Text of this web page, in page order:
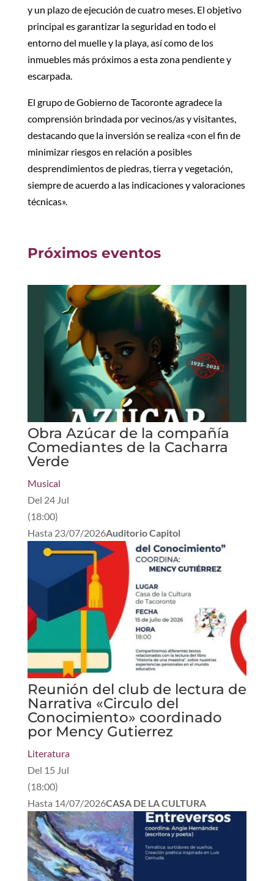
y un plazo de ejecución de cuatro meses. El objetivo
principal es garantizar la seguridad en todo el
entorno del muelle y la playa, así como de los
inmuebles más próximos a esta zona pendiente y
escarpada.
El grupo de Gobierno de Tacoronte agradece la
comprensión brindada por vecinos/as y visitantes,
destacando que la inversión se realiza «con el fin de
minimizar riesgos en relación a posibles
desprendimientos de piedras, tierra y vegetación,
siempre de acuerdo a las indicaciones y valoraciones
técnicas».
Próximos eventos
Obra Azúcar de la compañía
Comediantes de la Cacharra
Verde
Musical
Del 24 Jul
(18:00)
Hasta 23/07/2026Auditorio Capitol
Reunión del club de lectura de
Narrativa «Circulo del
Conocimiento» coordinado
por Mency Gutierrez
Literatura
Del 15 Jul
(18:00)
Hasta 14/07/2026CASA DE LA CULTURA